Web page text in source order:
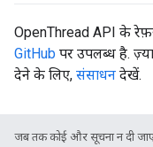
OpenThread API के
GitHub पर उपलब्ध है.
देने के लिए, संसाधन देखें.
जब तक कोई और सूचना न दी